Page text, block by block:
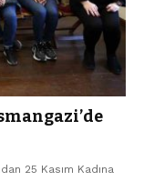
25 Kasım Kadına